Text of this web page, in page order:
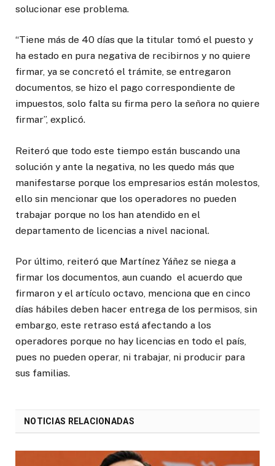
solucionar ese problema.
“Tiene más de 40 días que la titular tomó el puesto y
ha estado en pura negativa de recibirnos y no quiere
firmar, ya se concretó el trámite, se entregaron
documentos, se hizo el pago correspondiente de
impuestos, solo falta su firma pero la señora no quiere
firmar”, explicó.
Reiteró que todo este tiempo están buscando una
solución y ante la negativa, no les quedo más que
manifestarse porque los empresarios están molestos,
ello sin mencionar que los operadores no pueden
trabajar porque no los han atendido en el
departamento de licencias a nivel nacional.
Por último, reiteró que Martínez Yáñez se niega a
firmar los documentos, aun cuando el acuerdo que
firmaron y el artículo octavo, menciona que en cinco
días hábiles deben hacer entrega de los permisos, sin
embargo, este retraso está afectando a los
operadores porque no hay licencias en todo el país,
pues no pueden operar, ni trabajar, ni producir para
sus familias.
NOTICIAS RELACIONADAS